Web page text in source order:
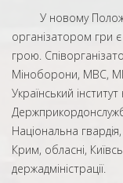
У новому
організатором гри
грою.
Міноборони, МВС,
Український інститут
Національна
Крим, обласні,
держадміністрації.